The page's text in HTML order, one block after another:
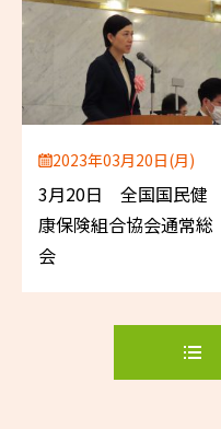
2023年03月20日(月)
3月20日 全国国民健
康保険組合協会通常総
会